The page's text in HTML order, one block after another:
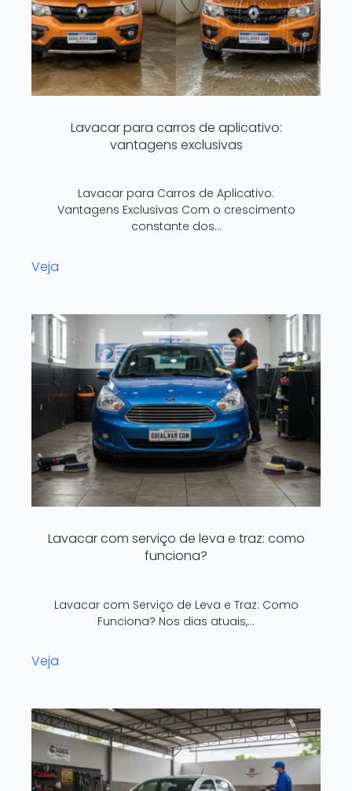
Lavacar para carros de aplicativo:
vantagens exclusivas
Lavacar para Carros de Aplicativo:
Vantagens Exclusivas Com o crescimento
constante dos…
Veja
Lavacar com serviço de leva e traz: como
funciona?
Lavacar com Serviço de Leva e Traz: Como
Funciona? Nos dias atuais,…
Veja